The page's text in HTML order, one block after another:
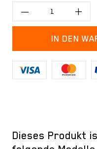
IN DEN
Dieses Produkt